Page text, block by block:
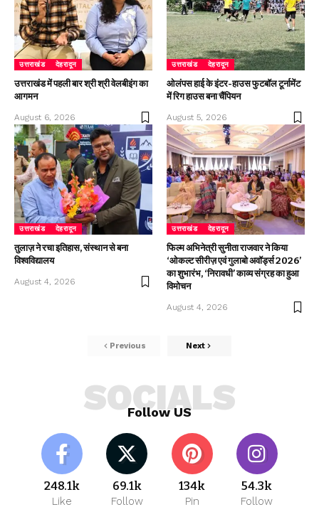
उत्तराखंड देहरादून
उत्तराखंड में पहली बार श्री श्री वेलबीइंग का
आगमन
August 6, 2026
उत्तराखंड देहरादून
ओलंपस हाई के इंटर-हाउस फुटबॉल टूर्नामेंट
में रिग हाउस बना चैंपियन
August 5, 2026
उत्तराखंड देहरादून
तुलाज़ ने रचा इतिहास, संस्थान से बना
विश्वविद्यालय
August 4, 2026
उत्तराखंड देहरादून
फिल्म अभिनेत्री सुनीता राजवार ने किया
‘ओकल्ट सीरीज़ एवं गुलाबो अवॉर्ड्स 2026’
का शुभारंभ, ‘निरावधी’ काव्य संग्रह का हुआ
विमोचन
August 4, 2026
Previous Next
Follow US
SOCIALS
248.1k
Like
69.1k
Follow
134k
Pin
54.3k
Follow